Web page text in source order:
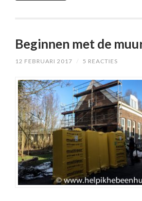
Beginnen met de
12 FEBRUARI 2017 / 5 REACTIES